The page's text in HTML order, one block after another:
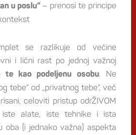
u poslu“– prenosi te principe
se razlikuje od većine
i lični rast po jednoj važnoj
te kao podeljenu osobu. Ne
tebe“ od „privatnog tebe“, već
celoviti pristup odrŽIVOM
iste alate, iste tehnike i ista
oba (i jednako važna) aspekta